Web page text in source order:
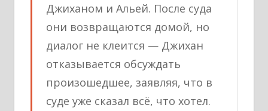
Джиханом и Альей. После суда
они возвращаются домой, но
диалог не клеится — Джихан
отказывается обсуждать
произошедшее, заявляя, что в
суде уже сказал всё, что хотел.